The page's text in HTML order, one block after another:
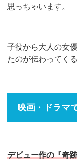
思っちゃいます。
子役から大人の女
たのが伝わってく
映画・ドラマ
デビュー作の『奇